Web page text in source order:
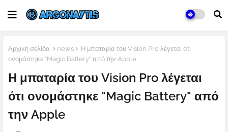
Αρχική σελίδα news
Η μπαταρία του Vision Pro λέγεται ότι
ονομάστηκε "Magic Battery" από την Apple
Η μπαταρία του Vision Pro λέγεται
ότι ονομάστηκε "Magic Battery" από
την Apple